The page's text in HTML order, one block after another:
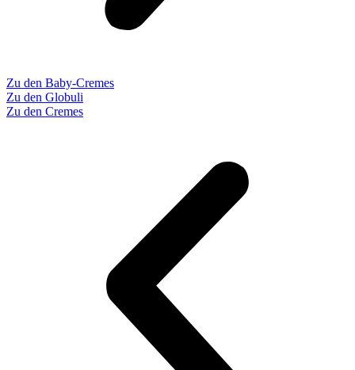
Zu den Baby-Cremes
Zu den Globuli
Zu den Cremes